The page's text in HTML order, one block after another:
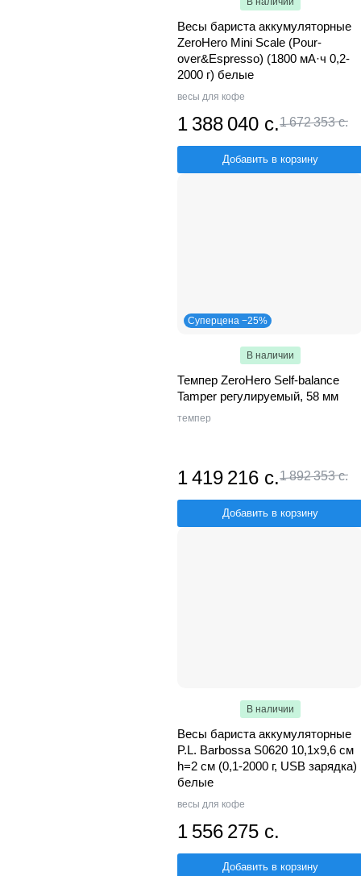
Весы бариста аккумуляторные
ZeroHero Mini Scale (Pour-
over&Espresso) (1800 мА·ч 0,2-
2000 г) белые
весы для кофе
1 388 040 с.1 672 353 с.
Добавить в корзину
Суперцена −25%
В наличии
Темпер ZeroHero Self-balance
Tamper регулируемый, 58 мм
темпер
1 419 216 с.1 892 353 с.
Добавить в корзину
В наличии
Весы бариста аккумуляторные
P.L. Barbossa S0620 10,1х9,6 см
h=2 см (0,1-2000 г, USB зарядка)
белые
весы для кофе
1 556 275 с.
Добавить в корзину